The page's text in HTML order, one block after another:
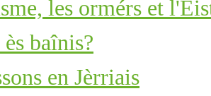
les ormérs et
baînis?
en Jèrriais